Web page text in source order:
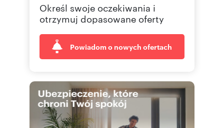
695 00 Pokaż telefon
Określ swoje oczekiwania i
otrzymuj dopasowane oferty
Powiadom o nowych ofertach